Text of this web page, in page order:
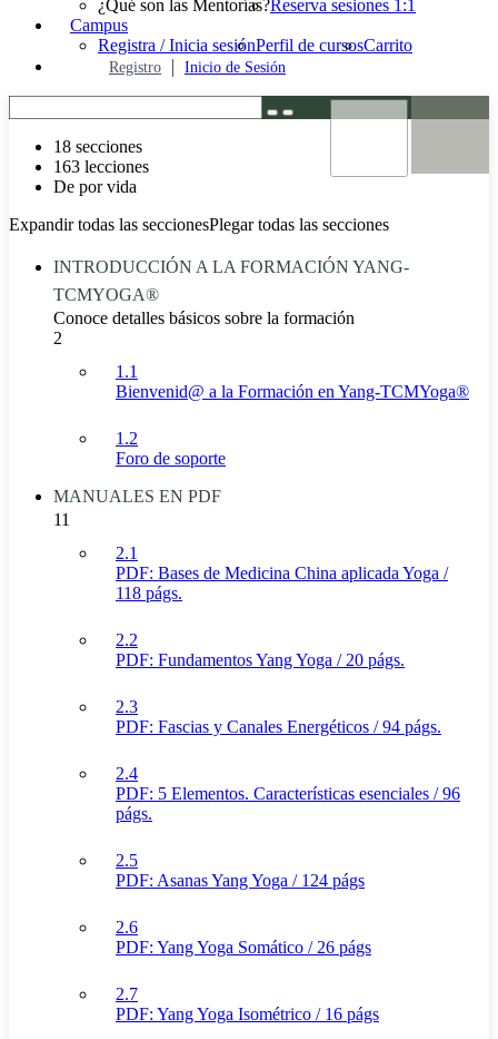
¿Qué son las Mentorías?Reserva sesiones 1:1
Campus
Registra / Inicia sesiónPerfil de cursosCarrito
Registro Inicio de Sesión
18 secciones
163 lecciones
De por vida
Expandir todas las seccionesPlegar todas las secciones
INTRODUCCIÓN A LA FORMACIÓN YANG-
TCMYOGA®
Conoce detalles básicos sobre la formación
2
1.1
Bienvenid@ a la Formación en Yang-TCMYoga®
1.2
Foro de soporte
MANUALES EN PDF
11
2.1
PDF: Bases de Medicina China aplicada Yoga /
118 págs.
2.2
PDF: Fundamentos Yang Yoga / 20 págs.
2.3
PDF: Fascias y Canales Energéticos / 94 págs.
2.4
PDF: 5 Elementos. Características esenciales / 96
págs.
2.5
PDF: Asanas Yang Yoga / 124 págs
2.6
PDF: Yang Yoga Somático / 26 págs
2.7
PDF: Yang Yoga Isométrico / 16 págs